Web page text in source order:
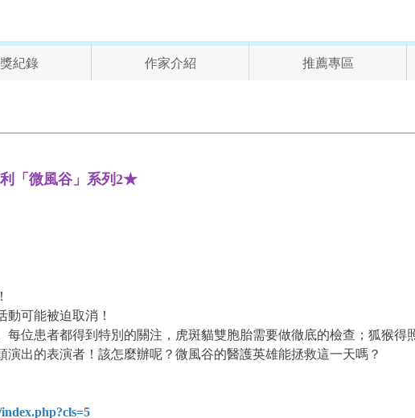
紀錄 作家介紹 推薦專區
「微風谷」系列2★
可能被迫取消！
位患者都得到特別的關注，虎斑貓雙胞胎需要做徹底的檢查；狐猴得
出的表演者！該怎麼辦呢？微風谷的醫護英雄能拯救這一天嗎？